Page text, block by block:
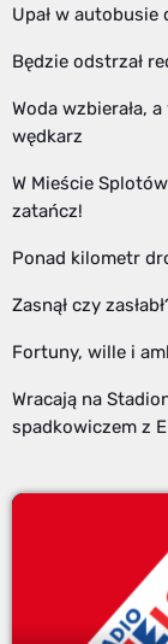
Upał w autobusie
Będzie odstrzał
Woda wzbierała,
wędkarz
W Mieście
zatańcz!
Ponad kilometr
Zasnął czy
Fortuny, wille i
Wracają na
spadkowiczem z